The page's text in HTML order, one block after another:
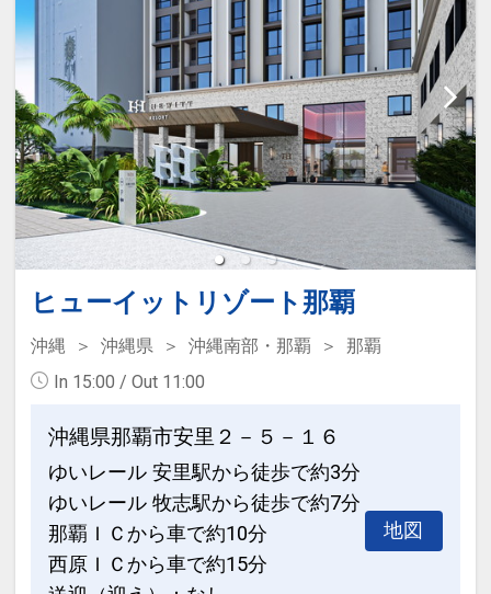
このプランは食事なしプランですが「ご
宿泊者様に朝食をご用意」いたします。
朝はやっぱりちゃんと、朝ごはん！
さまざまな朝食のスタイルに合った温か
い料理と琉球料理を毎日1～2品ご用意し
ております。
ここがポイント！
●離島への発着に便利な泊港まで徒歩約
１分！
国立公園に指定された慶良間（けらま）
前後泊にも利用しやすい！
●モノレール「美栄橋（みえばし）駅」
より徒歩約５分！
那覇空港より１４分のモノレール「美栄
橋（みえばし）駅」よりほど近く
アクセス楽々♪
●アーリーチェックイン１４：００（通
常１５：００）
●滞在中、大浴場の利用ＯＫ！
●ウェルカムコーヒー付（おひとり様／
滞在中１回）
※セルフサービスとなります（６：３０
～１０：００、１５：００～２２：０
０）
●全室空気清浄機完備！
●全室Ｗｉ-Ｆｉ完備！
※旅行代金に含まれます。
ヒューイットリゾート那覇
沖縄 沖縄県 沖縄南部・那覇
那覇
In 15:00 / Out 11:00
沖縄県那覇市安里２－５－１６
ゆいレール 安里駅から徒歩で約3分
ゆいレール 牧志駅から徒歩で約7分
那覇ＩＣから車で約10分
西原ＩＣから車で約15分
地図